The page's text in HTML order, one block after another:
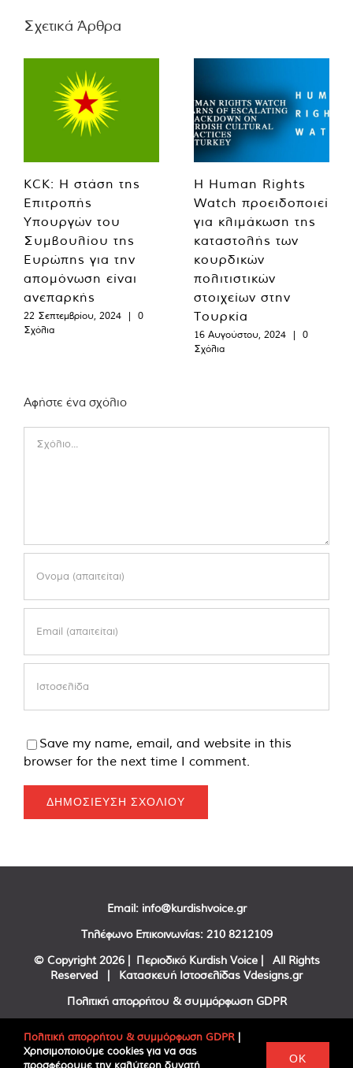
Σχετικά Άρθρα
KCK: Η στάση της
Επιτροπής
Υπουργών του
Συμβουλίου της
Ευρώπης για την
απομόνωση είναι
ανεπαρκής
22 Σεπτεμβρίου, 2024 |
0
Σχόλια
Η Human Rights
Watch προειδοποιεί
για κλιμάκωση της
καταστολής των
κουρδικών
πολιτιστικών
στοιχείων στην
Τουρκία
16 Αυγούστου, 2024 |
0
Σχόλια
Αφήστε ένα σχόλιο
Save my name, email, and website in this
browser for the next time I comment.
Email: info@kurdishvoice.gr
Τηλέφωνο Επικοινωνίας: 210 8212109
© Copyright 2026 | Περιοδικό Kurdish Voice | All Rights
Reserved | Κατασκευή Ιστοσελίδας Vdesigns.gr
Πολιτική απορρήτου & συμμόρφωση GDPR
FacebookTwitter
Πολιτική απορρήτου & συμμόρφωση GDPR |
Χρησιμοποιούμε cookies για να σας
προσφέρουμε την καλύτερη δυνατή
OK